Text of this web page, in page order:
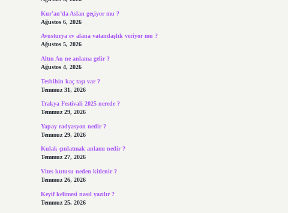
Kur’an’da Aslan geçiyor mu ?
Ağustos 6, 2026
Avusturya ev alana vatandaşlık veriyor mu ?
Ağustos 5, 2026
Altın Au ne anlama gelir ?
Ağustos 4, 2026
Tesbihin kaç taşı var ?
Temmuz 31, 2026
Trakya Festivali 2025 nerede ?
Temmuz 29, 2026
Yapay radyasyon nedir ?
Temmuz 29, 2026
Kulak çınlatmak anlamı nedir ?
Temmuz 27, 2026
Vites kutusu neden kitlenir ?
Temmuz 26, 2026
Keyif kelimesi nasıl yazılır ?
Temmuz 25, 2026